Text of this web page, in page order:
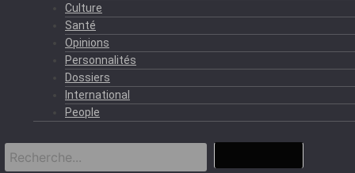
Culture
Santé
Opinions
Personnalités
Dossiers
International
People